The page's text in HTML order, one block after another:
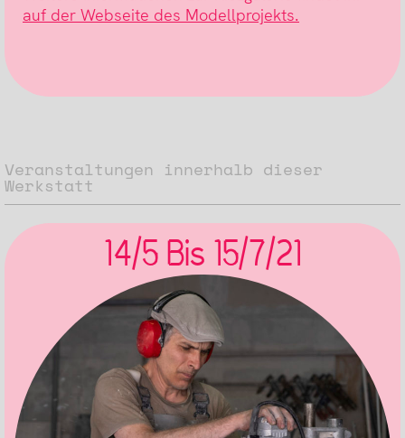
auf der Webseite des Modellprojekts.
Veranstaltungen innerhalb dieser
Werkstatt
14/5 Bis 15/7/21